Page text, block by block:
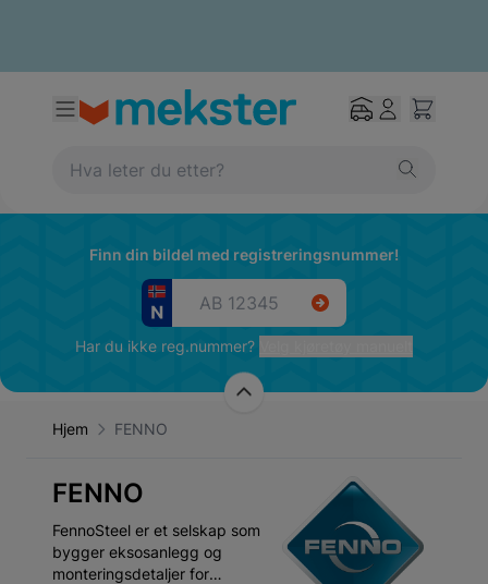
Finn din bildel med registreringsnummer!
Har du ikke reg.nummer?
Hjem FENNO
FENNO
FennoSteel er et selskap som
bygger eksosanlegg og
monteringsdetaljer for